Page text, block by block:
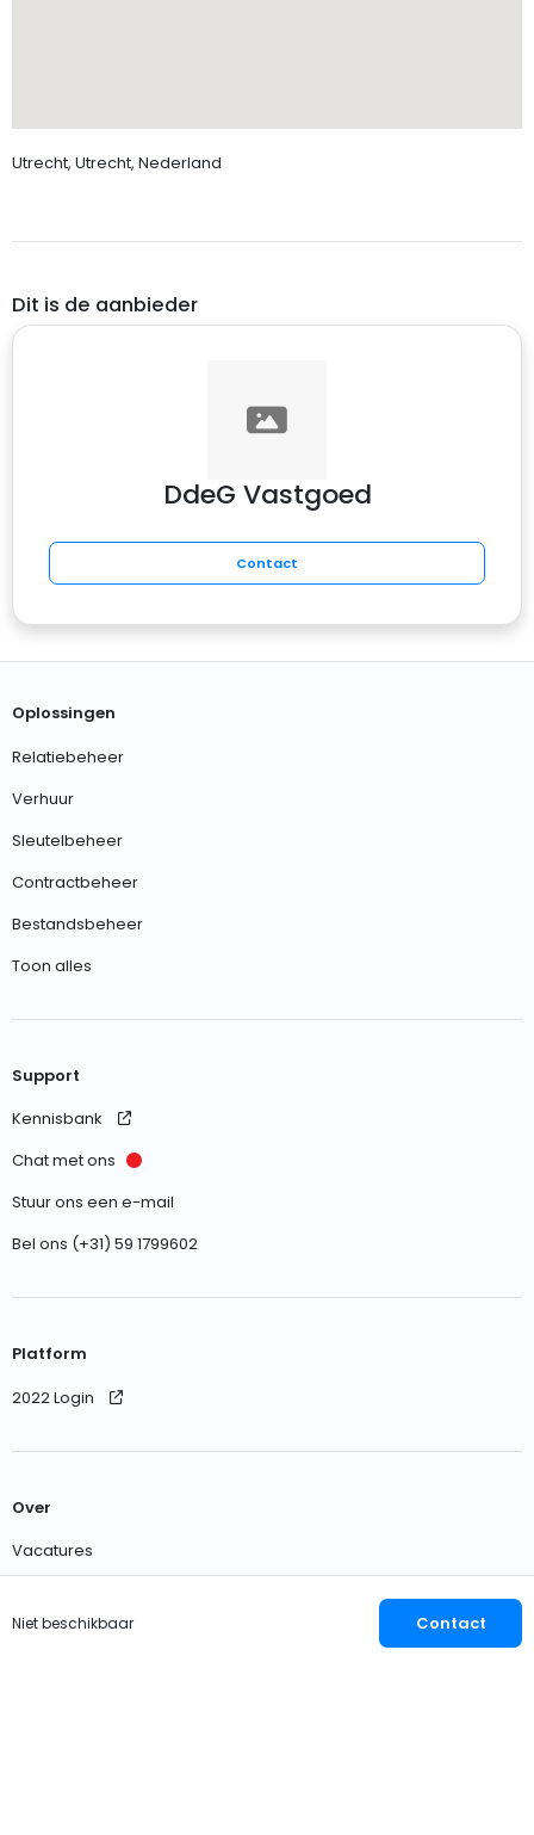
Utrecht, Utrecht, Nederland
Dit is de aanbieder
DdeG Vastgoed
Contact
Niet beschikbaar Contact
Oplossingen
Relatiebeheer
Verhuur
Sleutelbeheer
Contractbeheer
Bestandsbeheer
Toon alles
Support
Kennisbank
Chat met ons
Stuur ons een e-mail
Bel ons (+31) 59 1799602
Platform
2022 Login
Over
Vacatures